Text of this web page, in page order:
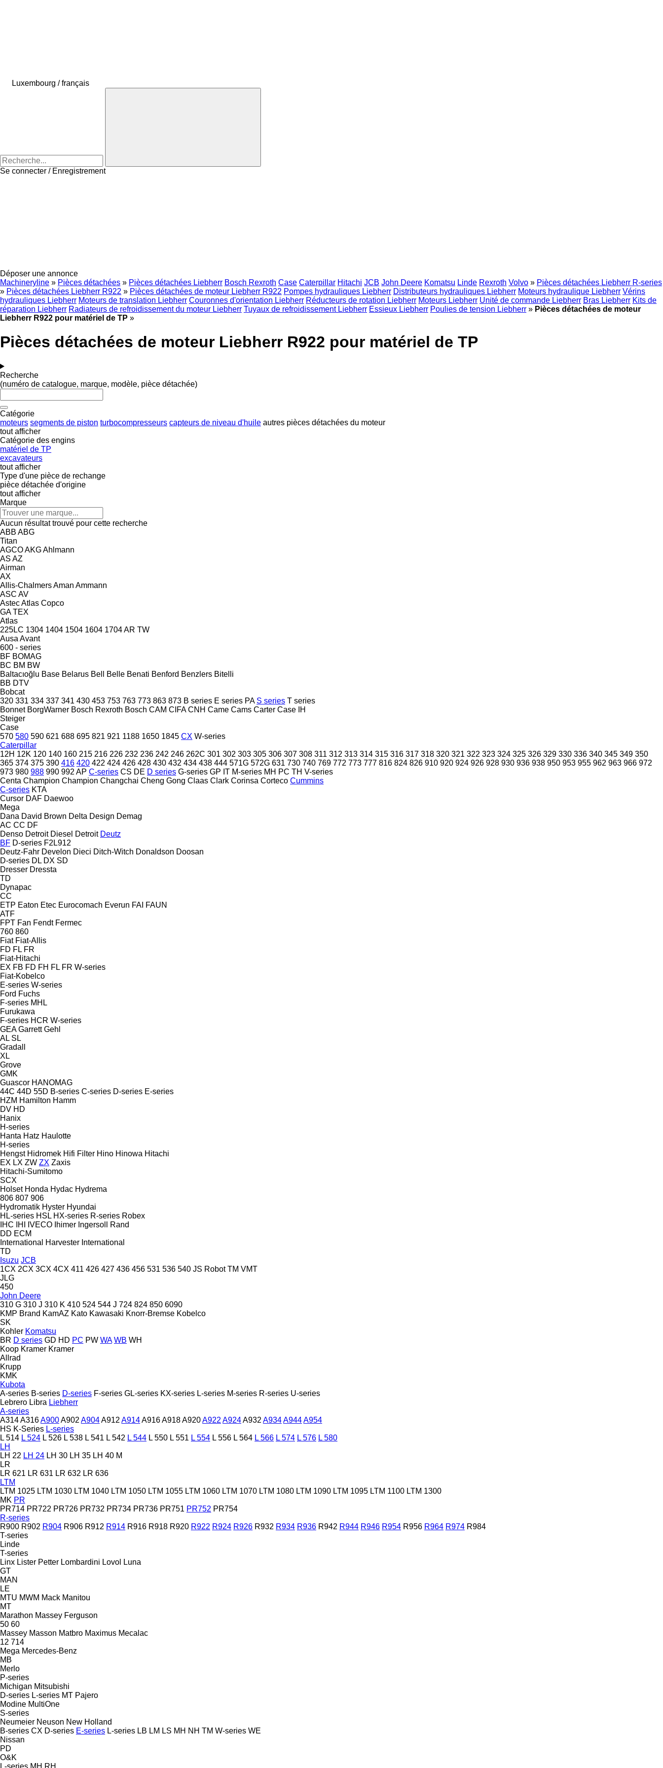
Luxembourg / français
Se connecter / Enregistrement
Déposer une annonce
Machineryline » Pièces détachées » Pièces détachées Liebherr Bosch Rexroth Case Caterpillar Hitachi JCB John Deere Komatsu Linde Rexroth Volvo » Pièces détachées Liebherr R-series
» Pièces détachées Liebherr R922 » Pièces détachées de moteur Liebherr R922 Pompes hydrauliques Liebherr Distributeurs hydrauliques Liebherr Moteurs hydraulique Liebherr Vérins
hydrauliques Liebherr Moteurs de translation Liebherr Couronnes d'orientation Liebherr Réducteurs de rotation Liebherr Moteurs Liebherr Unité de commande Liebherr Bras Liebherr Kits de
réparation Liebherr Radiateurs de refroidissement du moteur Liebherr Tuyaux de refroidissement Liebherr Essieux Liebherr Poulies de tension Liebherr » Pièces détachées de moteur
Liebherr R922 pour matériel de TP »
Pièces détachées de moteur Liebherr R922 pour matériel de TP
Recherche
(numéro de catalogue, marque, modèle, pièce détachée)
Catégorie
moteurs segments de piston turbocompresseurs capteurs de niveau d'huile autres pièces détachées du moteur
tout afficher
Catégorie des engins
matériel de TP
excavateurs
tout afficher
Type d'une pièce de rechange
pièce détachée d'origine
tout afficher
Marque
Aucun résultat trouvé pour cette recherche
ABB ABG
Titan
AGCOAKGAhlmann
AS AZ
Airman
AX
Allis-ChalmersAman Ammann
ASC AV
AstecAtlas Copco
GA TEX
Atlas
225LC 1304 1404 1504 1604 1704AR TW
Ausa Avant
600 - series
BF BOMAG
BC BM BW
Baltacıoğlu Base Belarus Bell Belle Benati Benford Benzlers Bitelli
BB DTV
Bobcat
320 331 334 337 341 430 453 753 763 773 863 873 B series E series PA S series T series
Bonnet BorgWarner Bosch Rexroth Bosch CAM CIFA CNH Came Cams Carter Case IH
Steiger
Case
570 580 590 621 688 695 821 921 1188 1650 1845 CX W-series
Caterpillar
12H 12K 120 140 160 215 216 226 232 236 242 246 262C 301 302 303 305 306 307 308 311 312 313 314 315 316 317 318 320 321 322 323 324 325 326 329 330 336 340 345 349 350
365 374 375 390 416 420 422 424 426 428 430 432 434 438 444 571G 572G 631 730 740 769 772 773 777 816 824 826 910 920 924 926 928 930 936 938 950 953 955 962 963 966 972
973 980 988 990 992 AP C-series CS DE D series G-series GP IT M-series MH PC TH V-series
Centa Champion Champion Changchai Cheng Gong Claas Clark Corinsa Corteco Cummins
C-series KTA
Cursor DAF Daewoo
Mega
Dana David Brown Delta Design Demag
AC CC DF
Denso Detroit Diesel Detroit Deutz
BF D-series F2L912
Deutz-Fahr Develon Dieci Ditch-Witch Donaldson Doosan
D-series DL DX SD
Dresser Dressta
TD
Dynapac
CC
ETP Eaton Etec Eurocomach Everun FAI FAUN
ATF
FPT Fan Fendt Fermec
760 860
Fiat Fiat-Allis
FD FL FR
Fiat-Hitachi
EX FB FD FH FL FR W-series
Fiat-Kobelco
E-series W-series
Ford Fuchs
F-series MHL
Furukawa
F-series HCR W-series
GEA Garrett Gehl
AL SL
Gradall
XL
Grove
GMK
Guascor HANOMAG
44C 44D 55D B-series C-series D-series E-series
HZM Hamilton Hamm
DV HD
Hanix
H-series
Hanta Hatz Haulotte
H-series
Hengst Hidromek Hifi Filter Hino Hinowa Hitachi
EX LX ZW ZX Zaxis
Hitachi-Sumitomo
SCX
Holset Honda Hydac Hydrema
806 807 906
Hydromatik Hyster Hyundai
HL-series HSL HX-series R-series Robex
IHC
IHI IVECO Ihimer Ingersoll Rand
DD ECM
International Harvester International
TD
Isuzu JCB
1CX 2CX 3CX 4CX 411 426 427 436 456 531 536 540 JS Robot TM VMT
JLG
450
John Deere
310 G 310 J 310 K 410 524 544 J 724 824 850 6090
KMP Brand KamAZ Kato Kawasaki Knorr-Bremse Kobelco
SK
Kohler Komatsu
BR D series GD HD PC PW WA WB WH
Koop Kramer Kramer
Allrad
Krupp
KMK
Kubota
A-series B-series D-series F-series GL-series KX-series L-series M-series R-series U-series
Lebrero Libra Liebherr
A-series
A314A316A900A902 A904A912 A914A916A918A920A922 A924A932 A934A944A954
HS K-Series L-series
L 514 L 524 L 526 L 538 L 541 L 542 L 544 L 550 L 551 L 554 L 556 L 564 L 566 L 574 L 576 L 580
LH
LH 22 LH 24 LH 30 LH 35 LH 40 M
LR
LR 621 LR 631 LR 632 LR 636
LTM
LTM 1025 LTM 1030 LTM 1040 LTM 1050 LTM 1055 LTM 1060 LTM 1070 LTM 1080 LTM 1090 LTM 1095 LTM 1100 LTM 1300
MK PR
PR714 PR722 PR726 PR732 PR734 PR736 PR751 PR752 PR754
R-series
R900 R902 R904 R906 R912 R914 R916 R918 R920 R922 R924 R926 R932 R934 R936 R942 R944 R946 R954 R956 R964 R974 R984
T-series
Linde
T-series
Linx Lister Petter Lombardini Lovol
Luna
GT
MAN
LE
MTU MWM Mack Manitou
MT
Marathon Massey Ferguson
50 60
Massey Masson Matbro Maximus Mecalac
12 714
Mega Mercedes-Benz
MB
Merlo
P-series
Michigan Mitsubishi
D-series L-series MT Pajero
Modine MultiOne
S-series
Neumeier Neuson New Holland
B-series CX D-series E-series L-series LB LM LS MH NH TM W-series WE
Nissan
PD
O&K
L-series MH RH